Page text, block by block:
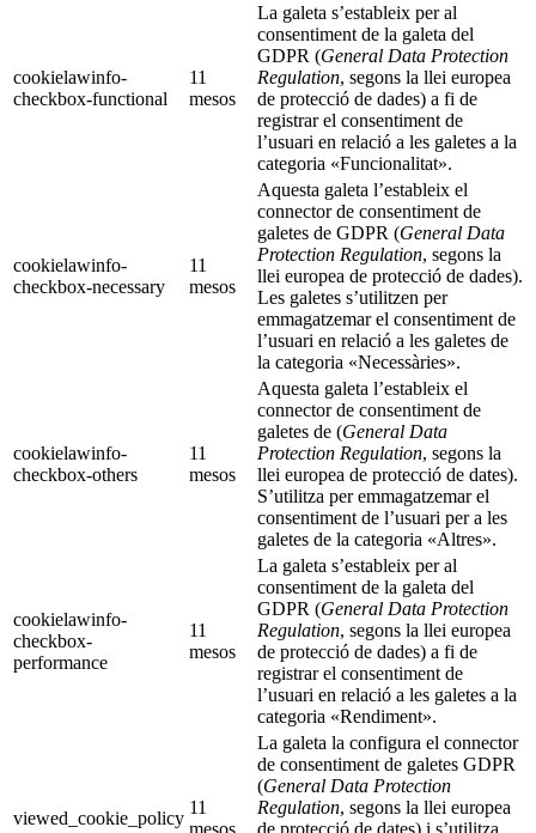
cookielawinfo-
checkbox-functional
11
mesos
La galeta s’estableix per al
consentiment de la galeta del
GDPR (General Data Protection
Regulation, segons la llei europea
de protecció de dades) a fi de
registrar el consentiment de
l’usuari en relació a les galetes a la
categoria «Funcionalitat».
cookielawinfo-
checkbox-necessary
11
mesos
Aquesta galeta l’estableix el
connector de consentiment de
galetes de GDPR (General Data
Protection Regulation, segons la
llei europea de protecció de dades).
Les galetes s’utilitzen per
emmagatzemar el consentiment de
l’usuari en relació a les galetes de
la categoria «Necessàries».
cookielawinfo-
checkbox-others
11
mesos
Aquesta galeta l’estableix el
connector de consentiment de
galetes de (General Data
Protection Regulation, segons la
llei europea de protecció de dates).
S’utilitza per emmagatzemar el
consentiment de l’usuari per a les
galetes de la categoria «Altres».
cookielawinfo-
checkbox-
performance
11
mesos
La galeta s’estableix per al
consentiment de la galeta del
GDPR (General Data Protection
Regulation, segons la llei europea
de protecció de dades) a fi de
registrar el consentiment de
l’usuari en relació a les galetes a la
categoria «Rendiment».
viewed_cookie_policy
11
mesos
La galeta la configura el connector
de consentiment de galetes GDPR
(General Data Protection
Regulation, segons la llei europea
de protecció de dates) i s’utilitza